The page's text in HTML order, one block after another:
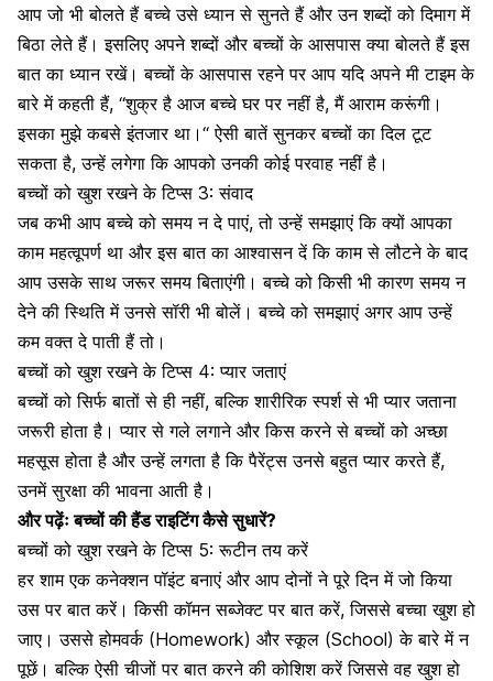
आप जो भी बोलते हैं बच्चे उसे ध्यान से सुनते हैं और उन शब्दों को दिमाग में
बिठा लेते हैं। इसलिए अपने शब्दों और बच्चों के आसपास क्या बोलते हैं इस
बात का ध्यान रखें। बच्चों के आसपास रहने पर आप यदि अपने मी टाइम के
बारे में कहती हैं, “शुक्र है आज बच्चे घर पर नहीं है, मैं आराम करूंगी।
इसका मुझे कबसे इंतजार था। “ ऐसी बातें सुनकर बच्चों का दिल टूट
सकता है, उन्हें लगेगा कि आपको उनकी कोई परवाह नहीं है।
बच्चों को खुश रखने के टिप्स 3:संवाद
जब कभी आपबच्चे को समय न दे पाएं, तो उन्हें समझाएं कि क्यों आपका
काम महत्वूपर्ण था और इस बात का आश्वासन दें कि काम से लौटने के बाद
आप उसके साथ जरूर समय बिताएंगी। बच्चे को किसी भी कारण समय न
देने की स्थिति में उनसे सॉरी भी बोलें। बच्चे को समझाएं अगर आप उन्हें
कम वक्त दे पाती हैं तो।
बच्चों को खुश रखने के टिप्स 4:प्यार जताएं
बच्चों को सिर्फ बातों से ही नहीं, बल्कि शारीरिक स्पर्श से भी प्यार जताना
जरूरी होता है। प्यार से गले लगाने और किस करने से बच्चों को अच्छा
महसूस होता है और उन्हें लगता है कि पैरेंट्स उनसे बहुत प्यार करते हैं,
उनमें सुरक्षा की भावना आती है।
और पढ़ेंः बच्चों की हैंड राइटिंग कैसे सुधारें?
बच्चों को खुश रखने के टिप्स 5:रूटीन तय करें
हर शाम एक कनेक्शन पॉइंट बनाएं और आप दोनों ने पूरे दिन में जो किया
उस पर बात करें। किसी कॉमन सब्जेक्ट पर बात करें, जिससे बच्चा खुश हो
जाए। उससेहोमवर्क(Homework) और स्कूल (School) के बारे में न
पूछें। बल्कि ऐसी चीजों पर बात करने की कोशिश करें जिससे वह खुश हो